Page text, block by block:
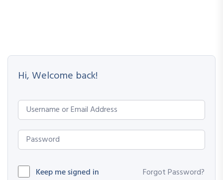
Hi, Welcome back!
Keep me signed in Forgot Password?